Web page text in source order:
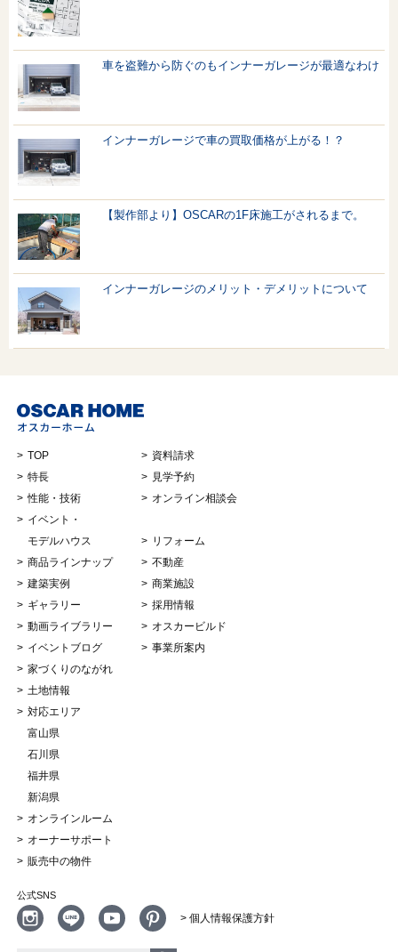
車を盗難から防ぐのもインナーガレージが最適なわけ
インナーガレージで車の買取価格が上がる！？
【製作部より】OSCARの1F床施工がされるまで。
インナーガレージのメリット・デメリットについて
TOP
特長
性能・技術
イベント・
モデルハウス
商品ラインナップ
建築実例
ギャラリー
動画ライブラリー
イベントブログ
家づくりのながれ
土地情報
対応エリア
富山県
石川県
福井県
新潟県
オンラインルーム
オーナーサポート
販売中の物件
資料請求
見学予約
オンライン相談会
リフォーム
不動産
商業施設
採用情報
オスカービルド
事業所案内
公式SNS
> 個人情報保護方針